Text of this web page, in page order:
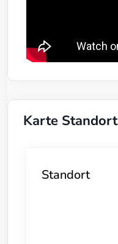
Karte Standort
Standort